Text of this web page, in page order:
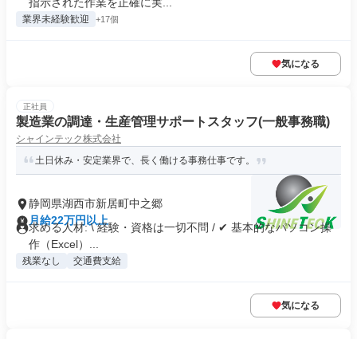
業界未経験歓迎 +17個
気になる
正社員
製造業の調達・生産管理サポートスタッフ(一般事務職)
シャインテック株式会社
土日休み・安定業界で、長く働ける事務仕事です。
静岡県湖西市新居町中之郷
月給22万円以上
求める人材: \ 経験・資格は一切不問 / ✔ 基本的なパソコン操
作（Excel）...
残業なし 交通費支給
気になる